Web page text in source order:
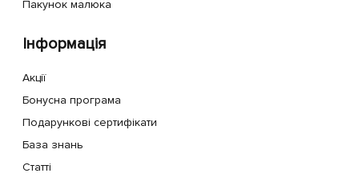
Пакунок малюка
Інформація
Акції
Бонусна програма
Подарункові сертифікати
База знань
Статті